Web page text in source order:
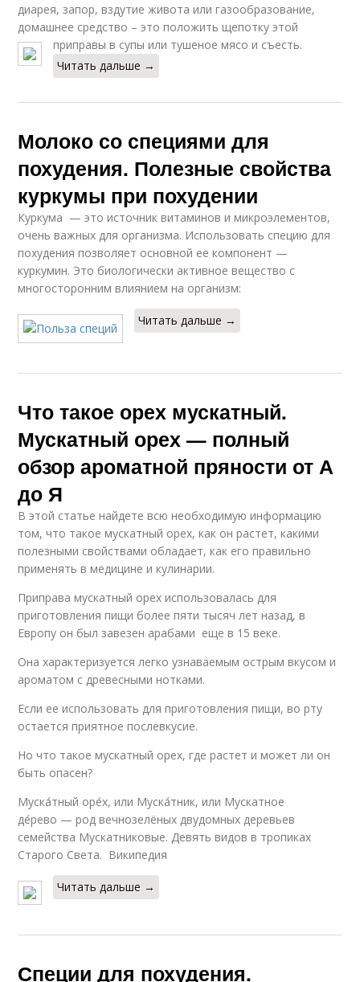
диарея, запор, вздутие живота или газообразование,
домашнее средство – это положить щепотку этой
приправы в супы или тушеное мясо и съесть.
Читать дальше →
Молоко со специями для
похудения. Полезные свойства
куркумы при похудении
Куркума — это источник витаминов и микроэлементов,
очень важных для организма. Использовать специю для
похудения позволяет основной ее компонент —
куркумин. Это биологически активное вещество с
многосторонним влиянием на организм:
Читать дальше →
Что такое орех мускатный.
Мускатный орех — полный
обзор ароматной пряности от А
до Я
В этой статье найдете всю необходимую информацию
том, что такое мускатный орех, как он растет, какими
полезными свойствами обладает, как его правильно
применять в медицине и кулинарии.
Приправа мускатный орех использовалась для
приготовления пищи более пяти тысяч лет назад, в
Европу он был завезен арабами еще в 15 веке.
Она характеризуется легко узнаваемым острым вкусом и
ароматом с древесными нотками.
Если ее использовать для приготовления пищи, во рту
остается приятное послевкусие.
Но что такое мускатный орех, где растет и может ли он
быть опасен?
Муска́тный оре́х, или Муска́тник, или Мускатное
де́рево — род вечнозелёных двудомных деревьев
семейства Мускатниковые. Девять видов в тропиках
Старого Света. Википедия
Читать дальше →
Специи для похудения.